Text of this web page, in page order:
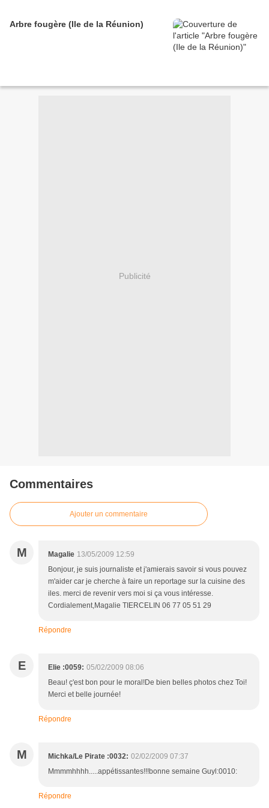
Arbre fougère (Ile de la Réunion)
Publicité
Commentaires
Ajouter un commentaire
M Magalie 13/05/2009 12:59
Bonjour, je suis journaliste et j'amierais savoir si vous pouvez
m'aider car je cherche à faire un reportage sur la cuisine des
iles. merci de revenir vers moi si ça vous intéresse.
Cordialement,Magalie TIERCELIN 06 77 05 51 29
Répondre
E Elie :0059: 05/02/2009 08:06
Beau! ç'est bon pour le moral!De bien belles photos chez Toi!
Merci et belle journée!
Répondre
M Michka/Le Pirate :0032: 02/02/2009 07:37
Mmmmhhhh.....appétissantes!!!bonne semaine Guyl:0010:
Répondre